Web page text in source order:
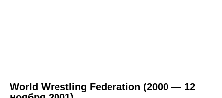
World Wrestling Federation (2000 — 12